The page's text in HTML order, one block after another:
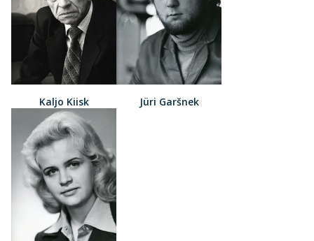
Kaljo Kiisk Jüri Garšnek